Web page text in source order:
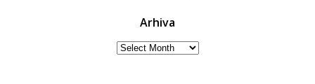
Arhiva
Arhiva